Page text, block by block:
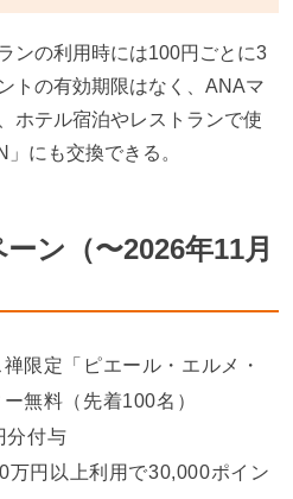
ンの利用時には100円ごとに3
トの有効期限はなく、ANAマ
ホテル宿泊やレストランで使
にも交換できる。
ン（〜2026年11月
限定「ピエール・エルメ・
無料（先着100名）
分付与
万円以上利用で30,000ポイン